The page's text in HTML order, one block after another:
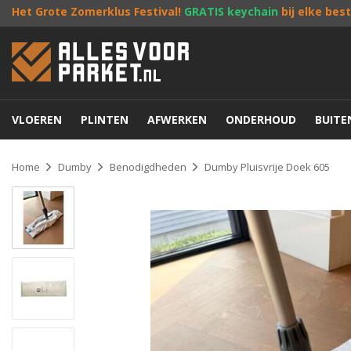
Het Grote Zomerklus Festival! GRATIS keychain bij elke
VLOEREN PLINTEN AFWERKEN ONDERHOUD
Home Dumby Benodigdheden Dumby Pluisvrije Doek 605